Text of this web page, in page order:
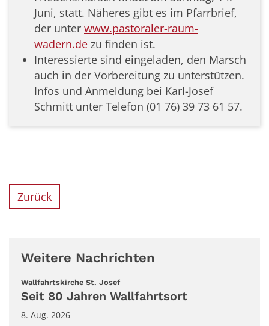
Juni, statt. Näheres gibt es im Pfarrbrief,
der unter www.pastoraler-raum-
wadern.de zu finden ist.
Interessierte sind eingeladen, den Marsch
auch in der Vorbereitung zu unterstützen.
Infos und Anmeldung bei Karl-Josef
Schmitt unter Telefon (01 76) 39 73 61 57.
Zurück
Weitere Nachrichten
Wallfahrtskirche St. Josef:
Seit 80 Jahren Wallfahrtsort
8. Aug. 2026